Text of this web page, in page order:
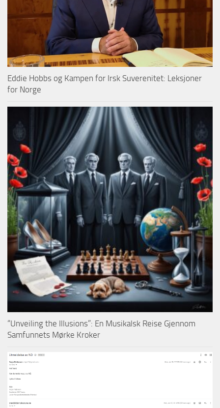
Eddie Hobbs og Kampen for Irsk Suverenitet: Leksjoner
for Norge
“Unveiling the Illusions”: En Musikalsk Reise Gjennom
Samfunnets Mørke Kroker